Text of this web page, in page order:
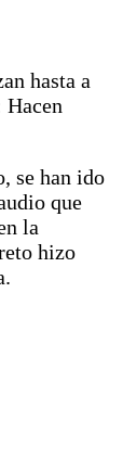
hasta a
se han ido
que
la
hizo